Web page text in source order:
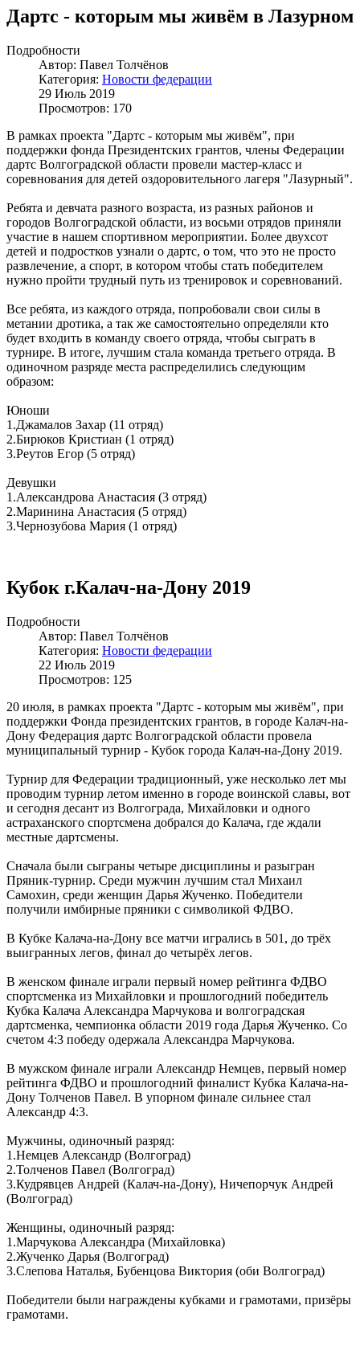
Дартс - которым мы живём в Лазурном
Подробности
Автор: Павел Толчёнов
Категория: Новости федерации
29 Июль 2019
Просмотров: 170
В рамках проекта "Дартс - которым мы живём", при
поддержки фонда Президентских грантов, члены Федерации
дартс Волгоградской области провели мастер-класс и
соревнования для детей оздоровительного лагеря "Лазурный".
Ребята и девчата разного возраста, из разных районов и
городов Волгоградской области, из восьми отрядов приняли
участие в нашем спортивном мероприятии. Более двухсот
детей и подростков узнали о дартс, о том, что это не просто
развлечение, а спорт, в котором чтобы стать победителем
нужно пройти трудный путь из тренировок и соревнований.
Все ребята, из каждого отряда, попробовали свои силы в
метании дротика, а так же самостоятельно определяли кто
будет входить в команду своего отряда, чтобы сыграть в
турнире. В итоге, лучшим стала команда третьего отряда. В
одиночном разряде места распределились следующим
образом:
Юноши
1.Джамалов Захар (11 отряд)
2.Бирюков Кристиан (1 отряд)
3.Реутов Егор (5 отряд)
Девушки
1.Александрова Анастасия (3 отряд)
2.Маринина Анастасия (5 отряд)
3.Чернозубова Мария (1 отряд)
Кубок г.Калач-на-Дону 2019
Подробности
Автор: Павел Толчёнов
Категория: Новости федерации
22 Июль 2019
Просмотров: 125
20 июля, в рамках проекта "Дартс - которым мы живём", при
поддержки Фонда президентских грантов, в городе Калач-на-
Дону Федерация дартс Волгоградской области провела
муниципальный турнир - Кубок города Калач-на-Дону 2019.
Турнир для Федерации традиционный, уже несколько лет мы
проводим турнир летом именно в городе воинской славы, вот
и сегодня десант из Волгограда, Михайловки и одного
астраханского спортсмена добрался до Калача, где ждали
местные дартсмены.
Сначала были сыграны четыре дисциплины и разыгран
Пряник-турнир. Среди мужчин лучшим стал Михаил
Самохин, среди женщин Дарья Жученко. Победители
получили имбирные пряники с символикой ФДВО.
В Кубке Калача-на-Дону все матчи игрались в 501, до трёх
выигранных легов, финал до четырёх легов.
В женском финале играли первый номер рейтинга ФДВО
спортсменка из Михайловки и прошлогодний победитель
Кубка Калача Александра Марчукова и волгоградская
дартсменка, чемпионка области 2019 года Дарья Жученко. Со
счетом 4:3 победу одержала Александра Марчукова.
В мужском финале играли Александр Немцев, первый номер
рейтинга ФДВО и прошлогодний финалист Кубка Калача-на-
Дону Толченов Павел. В упорном финале сильнее стал
Александр 4:3.
Мужчины, одиночный разряд:
1.Немцев Александр (Волгоград)
2.Толченов Павел (Волгоград)
3.Кудрявцев Андрей (Калач-на-Дону), Ничепорчук Андрей
(Волгоград)
Женщины, одиночный разряд:
1.Марчукова Александра (Михайловка)
2.Жученко Дарья (Волгоград)
3.Слепова Наталья, Бубенцова Виктория (оби Волгоград)
Победители были награждены кубками и грамотами, призёры
грамотами.